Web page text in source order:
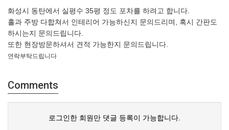
화성시 동탄에서 실평수 35평 정도 포차를 하려고 합니다.
홀과 주방 다합쳐서 인테리어 가능하신지 문의드리며, 혹시 간판도
하시는지 문의드립니다.
또한 현장방문하셔서 견적 가능한지 문의드립니다.
연락부탁드립니다
Comments
로그인한 회원만 댓글 등록이 가능합니다.